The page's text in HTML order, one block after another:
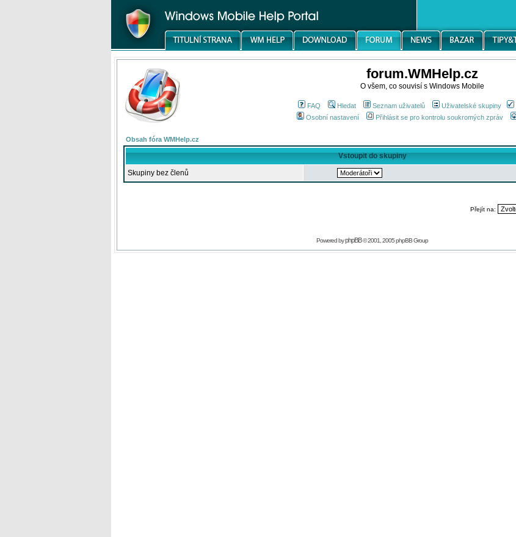
forum.WMHelp.cz
O všem, co souvisí s Windows Mobile
FAQ Hledat Seznam uživatelů Uživatelské skupiny
Osobní nastavení
Přihlásit se pro kontrolu soukromých zpráv
Obsah fóra WMHelp.cz
Vstoupit do skupiny
Skupiny bez členů
Přejít na:
Powered byphpBB© 2001, 2005 phpBB Group